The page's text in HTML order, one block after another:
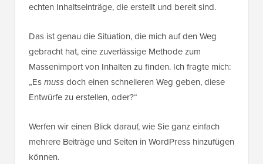
echten Inhaltseinträge, die erstellt und bereit sind.
Das ist genau die Situation, die mich auf den Weg
gebracht hat, eine zuverlässige Methode zum
Massenimport von Inhalten zu finden. Ich fragte mich:
„Esmussdoch einen schnelleren Weg geben, diese
Entwürfe zu erstellen, oder?“
Werfen wir einen Blick darauf, wie Sie ganz einfach
mehrere Beiträge und Seiten in WordPress hinzufügen
können.